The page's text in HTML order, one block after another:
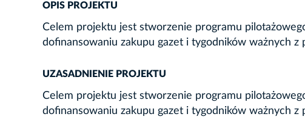
OPIS PROJEKTU
Celem projektu jest stworzenie programu
dofinansowaniu zakupu gazet i tygodników ważnych
UZASADNIENIE PROJEKTU
Celem projektu jest stworzenie programu
dofinansowaniu zakupu gazet i tygodników ważnych